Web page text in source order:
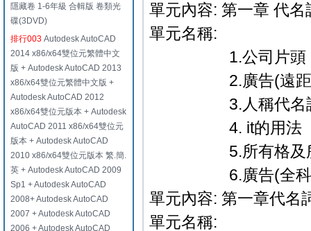
隱藏卷 1-6年級 合輯版 卷類光
碟(3DVD)
排行003 Autodesk AutoCAD
2014 x86/x64雙位元繁體中文
版 + Autodesk AutoCAD 2013
x86/x64雙位元繁體中文版 +
Autodesk AutoCAD 2012
x86/x64雙位元版本 + Autodesk
AutoCAD 2011 x86/x64雙位元
版本 + Autodesk AutoCAD
2010 x86/x64雙位元版本 繁.簡.
英 + Autodesk AutoCAD 2009
Sp1 + Autodesk AutoCAD
2008+ Autodesk AutoCAD
2007 + Autodesk AutoCAD
2006 + Autodesk AutoCAD
單元內容: 第一章 代名
單元名稱:
1.公司片頭．
2.廣告(遠距教
3.人稱代名
4. it的用法
5.所有格及所
6.廣告(全科教
單元內容: 第一章代名
單元名稱: